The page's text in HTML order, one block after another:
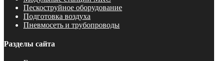
Пескоструйное оборудование
Подготовка воздуха
Пневмосеть и трубопроводы
Разделы сайта